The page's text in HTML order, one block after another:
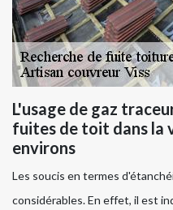
L'usage de gaz
fuites de toit dans la
environs
Les soucis en termes
considérables. En effet, il est